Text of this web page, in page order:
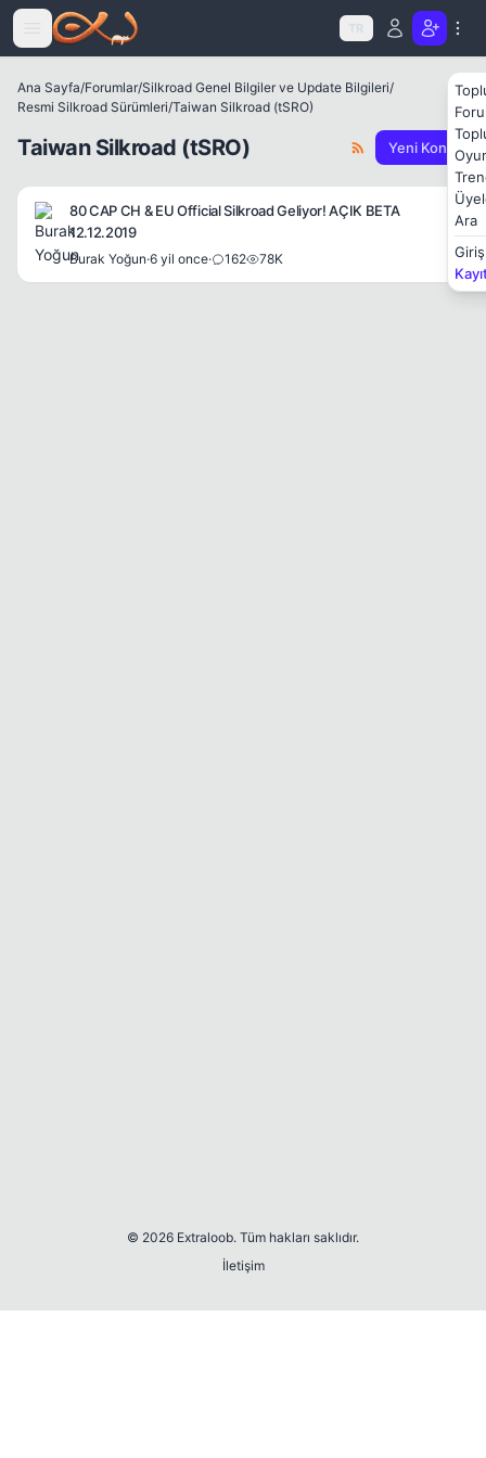
Icerige atla
TR
Ara
Giriş
Ana Sayfa/Forumlar/Silkroad Genel Bilgiler ve Update Bilgileri/
Resmi Silkroad Sürümleri/Taiwan Silkroad (tSRO)
Taiwan Silkroad (tSRO) Yeni Konu
80 CAP CH & EU Official Silkroad Geliyor! AÇIK BETA
12.12.2019
Burak Yoğun·6 yil once· 162 78K
© 2026 Extraloob. Tüm hakları saklıdır.
İletişim